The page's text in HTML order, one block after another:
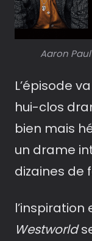
Aaron Paul
L’épisode
hui-clos
bien mais
un drame
dizaines de
l’inspiration
Westworld